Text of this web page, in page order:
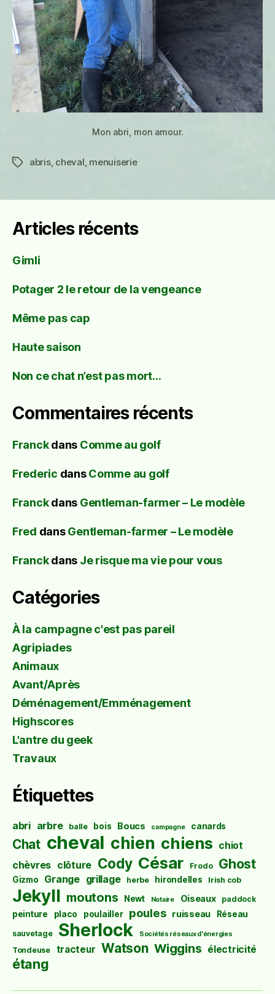
Mon abri, mon amour.
Étiquettes
abris, cheval menuiserie
Articles récents
Gimli
Potager 2 le retour de la vengeance
Même pas cap
Haute saison
Non ce chat n’est pas mort…
Commentaires récents
Franckdans Comme au golf
Frederic dansComme au golf
Franckdans Gentleman-farmer – Le modèle
Fred dansGentleman-farmer – Le modèle
Franckdans Je risque ma vie pour vous
Catégories
À la campagne c'est pas pareil
Agripiades
Animaux
Avant/Après
Déménagement/Emménagement
Highscores
L'antre du geek
Travaux
Étiquettes
abri arbre balle bois Boucs campagne canards
Chat cheval chien chiens chiot
chèvres clôture Cody César Frodo Ghost
Gizmo Grange grillage herbe hirondelles Irish cob
Jekyll moutons Newt Notaire Oiseaux paddock
peinture placo poulailler poules ruisseau Réseau
sauvetage Sherlock Sociétés réseaux d'énergies
Tondeuse tracteur Watson Wiggins électricité
étang